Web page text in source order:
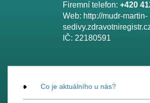
Firemní telefon: +420
Web: http://mudr-martin-
IČ: 22180591
Co je aktuálního u nás?